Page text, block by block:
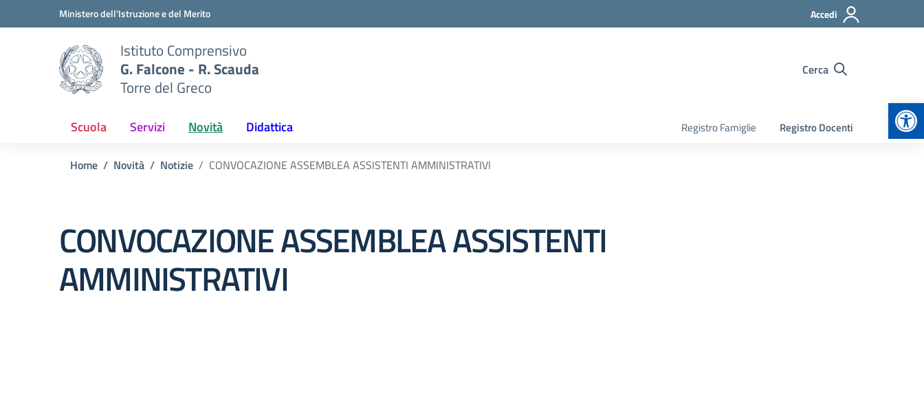
Vai ai contenuti
Vai al menu di navigazioneMinistero dell'Istruzione e del Merito Accedi
Istituto Comprensivo
G. Falcone - R. Scauda
Torre del Greco
Cerca
Scuola Servizi Novità Didattica Registro Famiglie Registro Docenti
Home Novità Notizie CONVOCAZIONE ASSEMBLEA ASSISTENTI AMMINISTRATIVI
CONVOCAZIONE ASSEMBLEA ASSISTENTI
AMMINISTRATIVI